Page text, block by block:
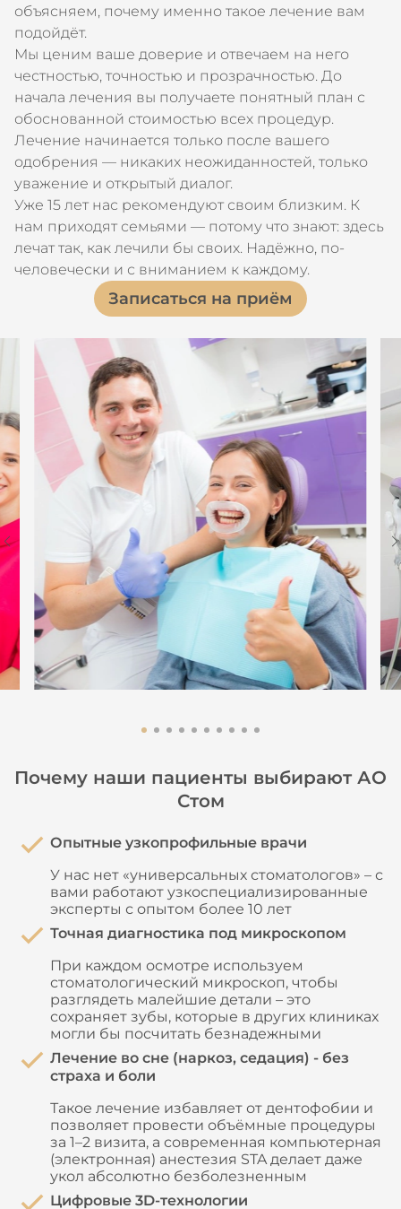
объясняем, почему именно такое лечение вам
подойдёт.
Мы ценим ваше доверие и отвечаем на него
честностью, точностью и прозрачностью. До
начала лечения вы получаете понятный план с
обоснованной стоимостью всех процедур.
Лечение начинается только после вашего
одобрения — никаких неожиданностей, только
уважение и открытый диалог.
Уже 15 лет нас рекомендуют своим близким. К
нам приходят семьями — потому что знают: здесь
лечат так, как лечили бы своих. Надёжно, по-
человечески и с вниманием к каждому.
Записаться на приём
Почему наши пациенты выбирают АО
Стом
Опытные узкопрофильные врачи
У нас нет «универсальных стоматологов» – с
вами работают узкоспециализированные
эксперты с опытом более 10 лет
Точная диагностика под микроскопом
При каждом осмотре используем
стоматологический микроскоп, чтобы
разглядеть малейшие детали – это
сохраняет зубы, которые в других клиниках
могли бы посчитать безнадежными
Лечение во сне (наркоз, седация) - без
страха и боли
Такое лечение избавляет от дентофобии и
позволяет провести объёмные процедуры
за 1–2 визита, а современная компьютерная
(электронная) анестезия STA делает даже
укол абсолютно безболезненным
Цифровые 3D-технологии